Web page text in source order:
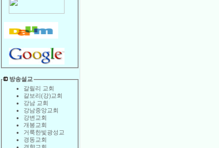
방송설교
갈릴리 교회
갈보리(강)교회
강남 교회
강남중앙교회
강변교회
개봉교회
거룩한빛광성교
경동교회